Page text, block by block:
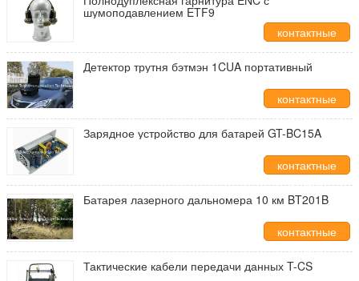
шумоподавлением ETF9
контактные
данные
Детектор трутня бэтмэн 1CUA портативный
контактные
данные
Зарядное устройство для батарей GT-BC15A
контактные
данные
Батарея лазерного дальномера 10 км BT201B
контактные
данные
Тактические кабели передачи данных T-CS